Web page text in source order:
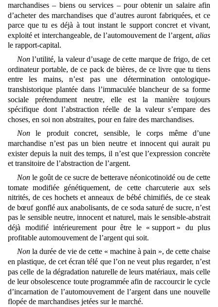
marchandises – biens ou services ‒ pour obtenir un salaire afin
d’acheter des marchandises que d’autres auront fabriquées, et ce
parce que tu es déjà à tout instant le support concret et vivant,
exploité et interchangeable, de l’automouvement de l’argent, alias
le rapport-capital.
Nonl’utilité, la valeur d’usage de cette marque de frigo, de cet
ordinateur portable, de ce pack de bières, de ce livre que tu tiens
entre les mains, n’est pas une détermination ontologique-
transhistorique plantée dans l’immaculée blancheur de sa forme
sociale prétendument neutre, elle est la manière toujours
spécifique dont l’abstraction réelle de la valeur s’empare des
choses, en soi non abstraites, pour en faire des marchandises.
Nonle produit concret, sensible, le corps même d’une
marchandise n’est pas un bien neutre et innocent qui aurait pu
exister depuis la nuit des temps, il n’est que l’expression concrète
et transitoire de l’abstraction de l’argent.
Nonle goût de ce sucre de betterave néonicotinoïdé ou de cette
tomate modifiée génétiquement, de cette charcuterie aux sels
nitrités, de ces hochets et anneaux de bébé chimifiés, de ce steak
de bœuf gonflé aux anabolisants, de ce soda saturé de sucre, n’est
pas le sensible neutre, innocent et naturel, mais le sensible-abstrait
déjà modifié intérieurement pour être le « support » du plus
profitable automouvement de l’argent qui soit.
Nonla durée de vie de cette « machine à pain », de cette chaise
en plastique, de cet écran télé que l’on ne veut plus regarder, n’est
pas celle de la dégradation naturelle de leurs matériaux, mais celle
de leur obsolescence toute programmée afin de raccourcir le cycle
d’incarnation de l’automouvement de l’argent dans une nouvelle
flopée de marchandises jetées sur le marché.